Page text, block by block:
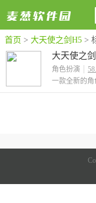
首页 > 大天使之剑H5 >
大天使之
角色扮演
一款全新的